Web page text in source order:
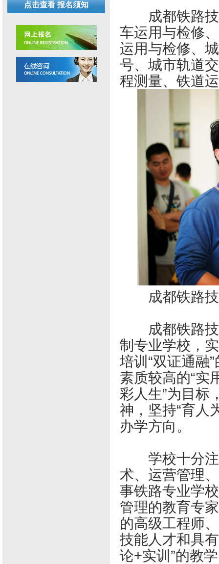
点击查看 报名须知
成都铁路技
车运用与检修
运用与检修、
号、城市轨道
程测量、铁道
成都铁路技
成都铁路技
制专业学校，
培训“双证通融
素质较高的“实
彩人生”为目标
神，坚持“育人
办学方向。
学校十分注
术、运营管理
事铁路专业学
管理的教育专
的高级工程师
技能人才和具
论+实训”的教